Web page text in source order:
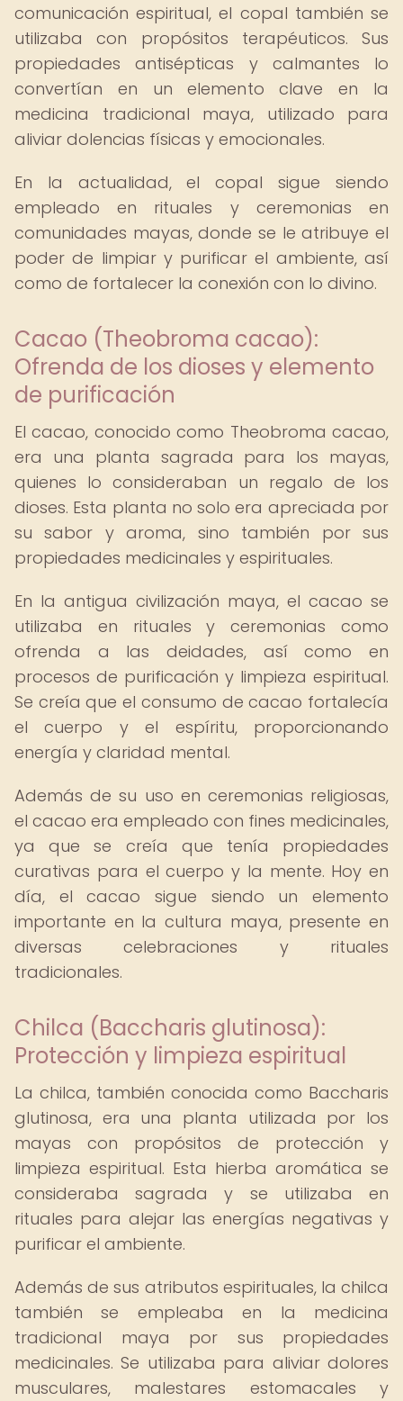
comunicación espiritual, el copal también se
utilizaba con propósitos terapéuticos. Sus
propiedades antisépticas y calmantes lo
convertían en un elemento clave en la
medicina tradicional maya, utilizado para
aliviar dolencias físicas y emocionales.
En la actualidad, el copal sigue siendo
empleado en rituales y ceremonias en
comunidades mayas, donde se le atribuye el
poder de limpiar y purificar el ambiente, así
como de fortalecer la conexión con lo divino.
Cacao (Theobroma cacao):
Ofrenda de los dioses y elemento
de purificación
El cacao, conocido como Theobroma cacao,
era una planta sagrada para los mayas,
quienes lo consideraban un regalo de los
dioses. Esta planta no solo era apreciada por
su sabor y aroma, sino también por sus
propiedades medicinales y espirituales.
En la antigua civilización maya, el cacao se
utilizaba en rituales y ceremonias como
ofrenda a las deidades, así como en
procesos de purificación y limpieza espiritual.
Se creía que el consumo de cacao fortalecía
el cuerpo y el espíritu, proporcionando
energía y claridad mental.
Además de su uso en ceremonias religiosas,
el cacao era empleado con fines medicinales,
ya que se creía que tenía propiedades
curativas para el cuerpo y la mente. Hoy en
día, el cacao sigue siendo un elemento
importante en la cultura maya, presente en
diversas celebraciones y rituales
tradicionales.
Chilca (Baccharis glutinosa):
Protección y limpieza espiritual
La chilca, también conocida como Baccharis
glutinosa, era una planta utilizada por los
mayas con propósitos de protección y
limpieza espiritual. Esta hierba aromática se
consideraba sagrada y se utilizaba en
rituales para alejar las energías negativas y
purificar el ambiente.
Además de sus atributos espirituales, la chilca
también se empleaba en la medicina
tradicional maya por sus propiedades
medicinales. Se utilizaba para aliviar dolores
musculares, malestares estomacales y